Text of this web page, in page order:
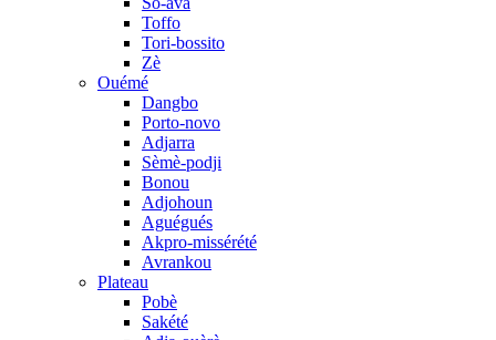
Toffo
Tori-bossito
Zè
Ouémé
Dangbo
Porto-novo
Adjarra
Sèmè-podji
Bonou
Adjohoun
Aguégués
Akpro-missérété
Avrankou
Plateau
Pobè
Sakété